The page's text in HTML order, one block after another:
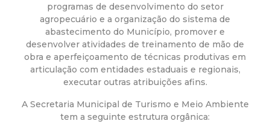
i
p
a
programas de desenvolvimento do setor
agropecuário e a organização do sistema de
abastecimento do Município, promover e
desenvolver atividades de treinamento de mão de
obra e aperfeiçoamento de técnicas produtivas em
articulação com entidades estaduais e regionais,
executar outras atribuições afins.
A Secretaria Municipal de Turismo e Meio Ambiente
tem a seguinte estrutura orgânica: